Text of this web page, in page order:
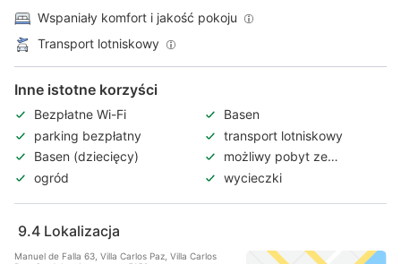
Wspaniały komfort i jakość pokoju
Transport lotniskowy
Inne istotne korzyści
Bezpłatne Wi-Fi
Basen
parking bezpłatny
transport lotniskowy
Basen (dziecięcy)
możliwy pobyt ze
zwierzętami
ogród wycieczki
9.4 Lokalizacja
Manuel de Falla 63, Villa Carlos Paz, Villa Carlos